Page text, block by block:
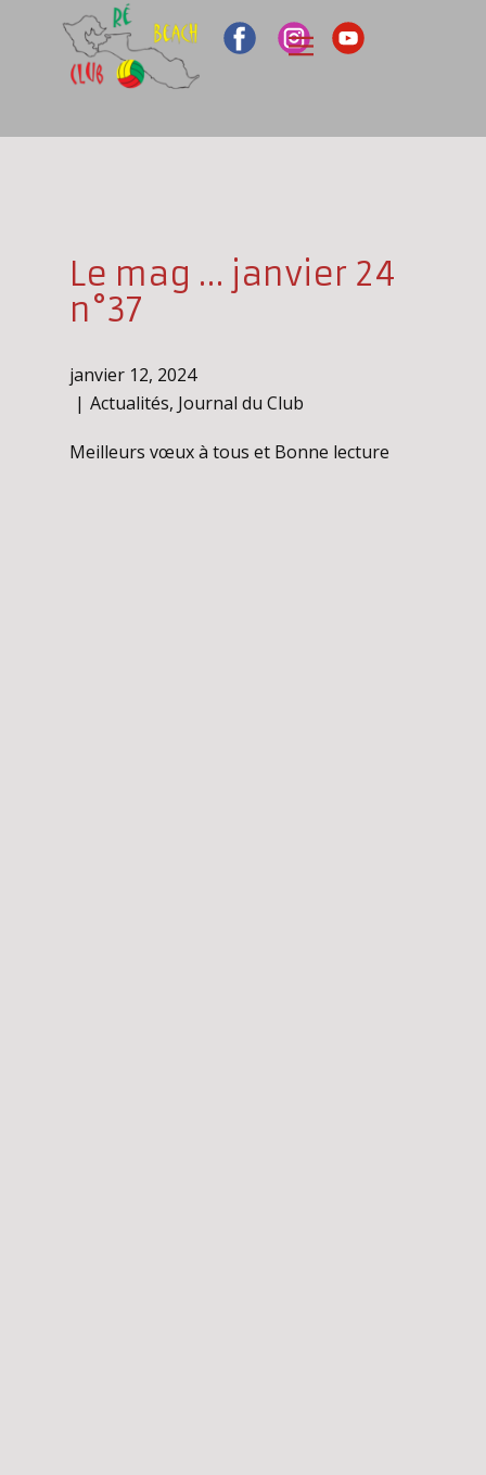
Le mag … janvier 24
n°37
janvier 12, 2024
Actualités, Journal du Club
Meilleurs vœux à tous et Bonne lecture